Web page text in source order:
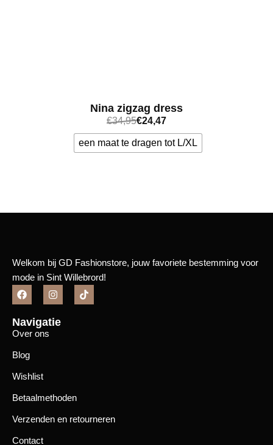
Nina zigzag dress
€34,95€24,47
een maat te dragen tot L/XL
Welkom bij GD Fashionstore, jouw favoriete bestemming voor
mode in Sint Willebrord!
Navigatie
Over ons
Blog
Wishlist
Betaalmethoden
Verzenden en retourneren
Contact